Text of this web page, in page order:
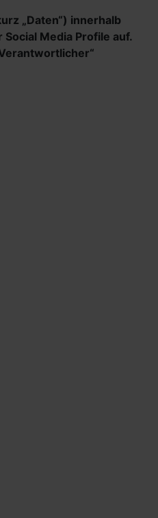
„Daten“) innerhalb
Media Profile auf.